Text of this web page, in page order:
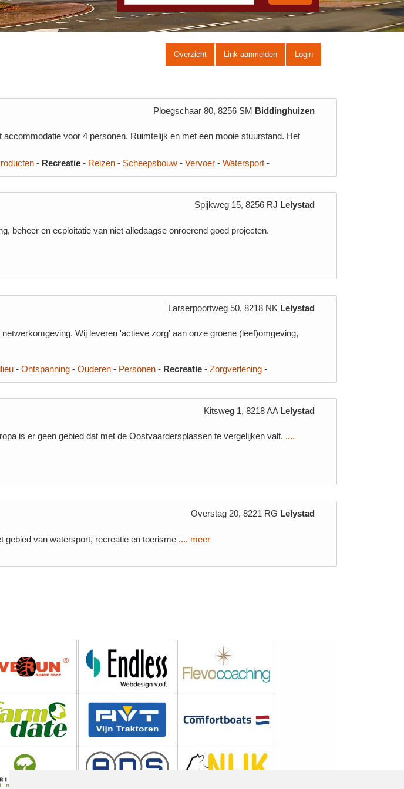
Overzicht Link aanmelden Login
Ploegschaar 80, 8256 SM Biddinghuizen
voor 4 personen. Ruimtelijk en met een mooie stuurstand. Het
- Recreatie- Reizen- Scheepsbouw- Vervoer- Watersport-
Spijkweg 15, 8256 RJ Lelystad
beheer en ecploitatie van niet alledaagse onroerend goed projecten.
Larserpoortweg 50, 8218 NK Lelystad
Wij leveren 'actieve zorg' aan onze groene (leef)omgeving,
- Ontspanning- Ouderen- Personen- Recreatie- Zorgverlening-
Kitsweg 1, 8218 AA Lelystad
is er geen gebied dat met de Oostvaardersplassen te vergelijken valt. ....
Overstag 20, 8221 RG Lelystad
gebied van watersport, recreatie en toerisme .... meer